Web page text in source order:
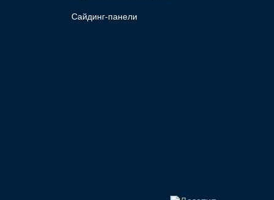
Сайдинг-панели